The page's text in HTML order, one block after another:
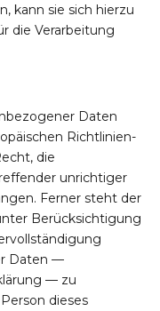
kann sie sich hierzu
die Verarbeitung
Daten
Richtlinien-
die
unrichtiger
Ferner steht der
Berücksichtigung
Daten —
— zu
dieses